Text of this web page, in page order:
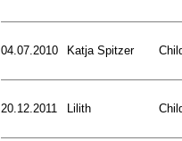
04.07.2010 Katja Spitzer
20.12.2011 Lilith